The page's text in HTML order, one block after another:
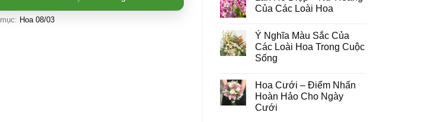
Hoa 08/03
Của Các Loài Hoa
Ý Nghĩa Màu Sắc Của
Các Loài Hoa Trong Cuộc
Sống
Hoa Cưới – Điểm Nhấn
Hoàn Hảo Cho Ngày
Cưới